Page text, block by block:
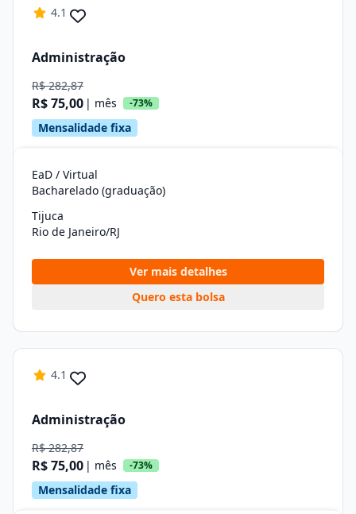
4.1
Administração
R$ 282,87
R$ 75,00 | mês -73%
Mensalidade fixa
EaD / Virtual
Bacharelado (graduação)
Tijuca
Rio de Janeiro/RJ
Ver mais detalhes
Quero esta bolsa
4.1
Administração
R$ 282,87
R$ 75,00 | mês -73%
Mensalidade fixa